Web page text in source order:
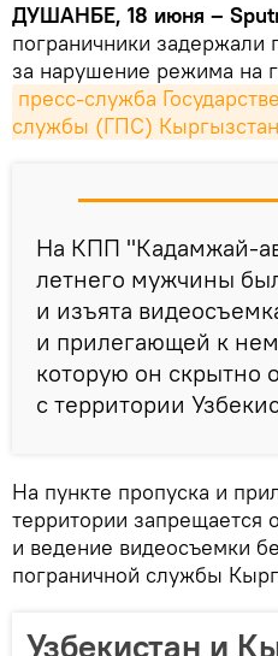
ДУШАНБЕ, 18 июня –
пограничники задержали
за нарушение режима на
пресс-служба
службы (ГПС)
На КПП "Кадамжай-
летнего мужчины
и изъята
и прилегающей к
которую он скрытно
с территории
На пункте пропуска и
территории запрещается
и ведение видеосъемки
пограничной службы
Узбекистан и